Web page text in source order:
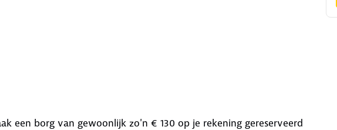
een borg van gewoonlijk zo'n € 130 op je rekening gereserveerd